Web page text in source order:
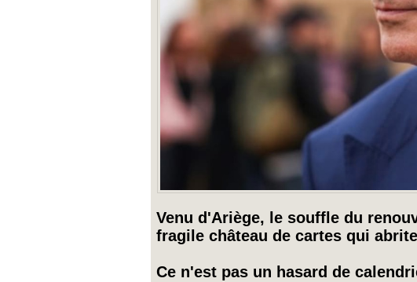
Venu d'Ariège, le souffle du
fragile château de cartes qui
Ce n'est pas un hasard de